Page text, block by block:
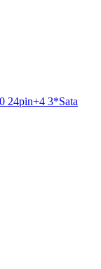
24pin+4 3*Sata